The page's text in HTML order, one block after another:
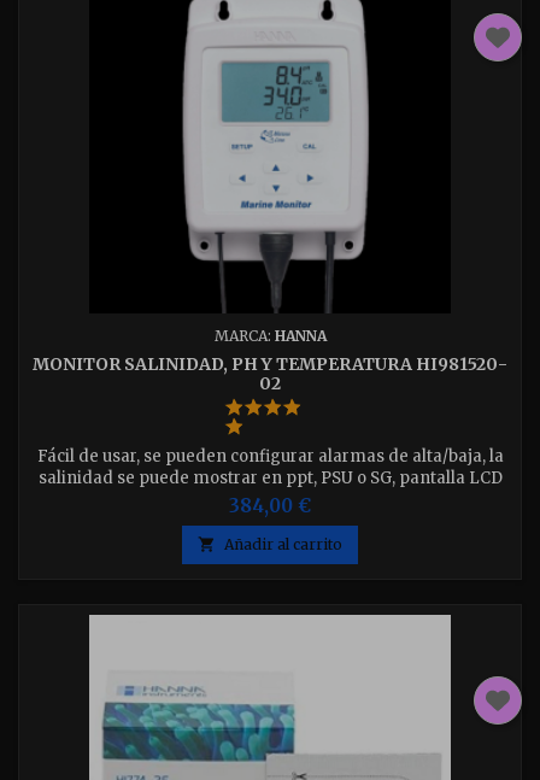
MARCA: HANNA
MONITOR SALINIDAD, PH Y TEMPERATURA HI981520-
02
Fácil de usar, se pueden configurar alarmas de alta/baja, la
salinidad se puede mostrar en ppt, PSU o SG, pantalla LCD
grande, fácil lectura, sondas altamente precisas.
384,00 €
 Añadir al carrito